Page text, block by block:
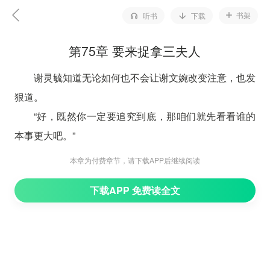
听书 下载 书架
第75章 要来捉拿三夫人
谢灵毓知道无论如何也不会让谢文婉改变注意，也发
狠道。
“好，既然你一定要追究到底，那咱们就先看看谁的
本事更大吧。”
说完，谢灵毓拂袖而去。
完全没有刚刚的哀戚，而是十分狠毒。
本章为付费章节，请下载APP后继续阅读
下载APP 免费读全文